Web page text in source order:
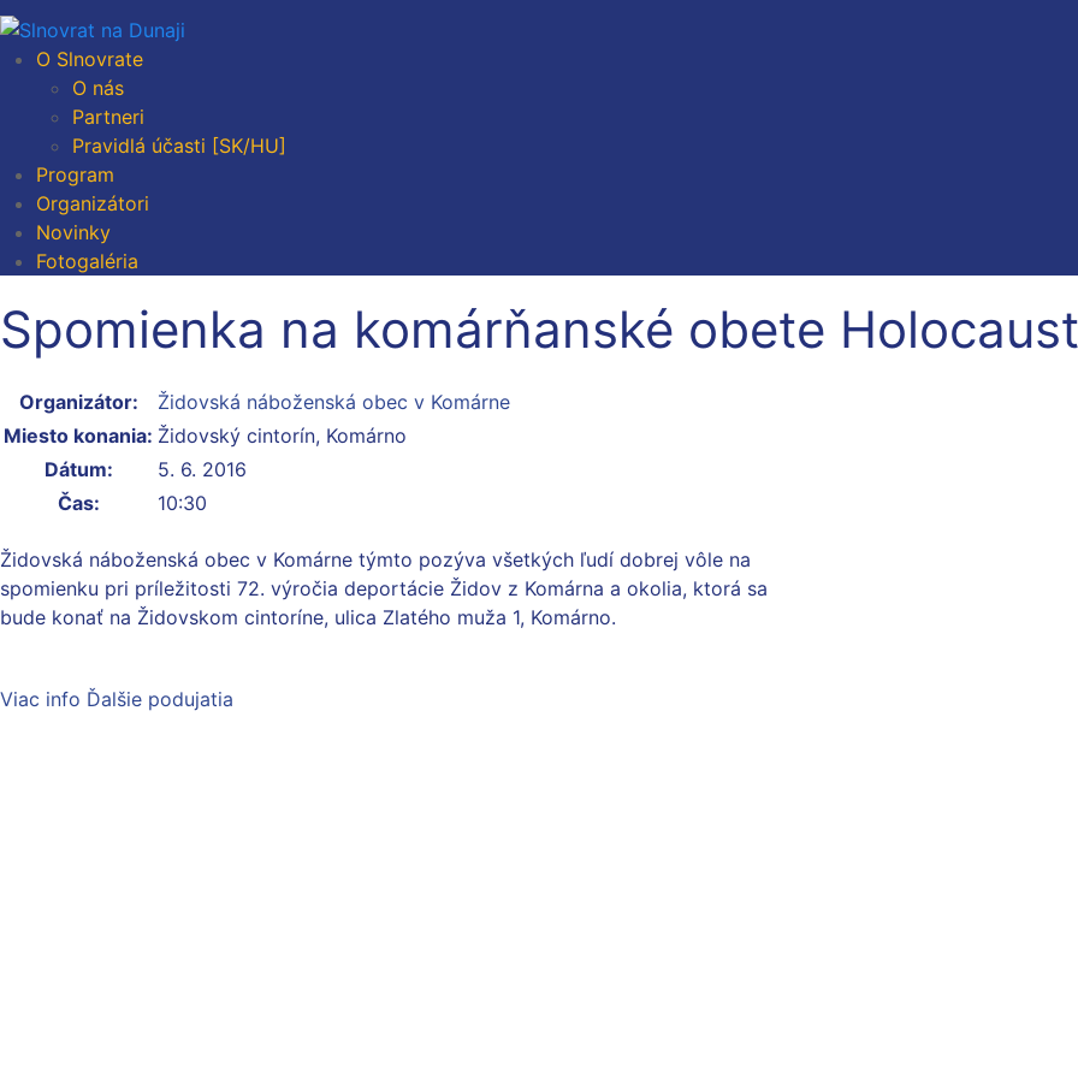
O Slnovrate
O nás
Partneri
Pravidlá účasti [SK/HU]
Program
Organizátori
Novinky
Fotogaléria
Spomienka na komárňanské obete
Organizátor:
Židovská náboženská obec v Komárne
Miesto konania: Židovský cintorín, Komárno
Dátum:
5. 6. 2016
Čas:
10:30
Židovská náboženská obec v Komárne týmto pozýva všetkých ľudí dobrej vôle na
spomienku pri príležitosti 72. výročia deportácie Židov z Komárna a okolia, ktorá sa
bude konať na Židovskom cintoríne, ulica Zlatého muža 1, Komárno.
Viac info Ďalšie podujatia